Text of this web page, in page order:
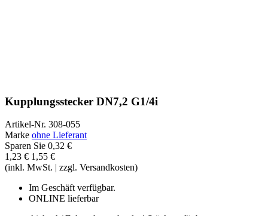
Kupplungsstecker DN7,2 G1/4i
Artikel-Nr. 308-055
Marke ohne Lieferant
Sparen Sie 0,32 €
1,23 € 1,55 €
(inkl. MwSt. | zzgl. Versandkosten)
Im Geschäft verfügbar.
ONLINE lieferbar